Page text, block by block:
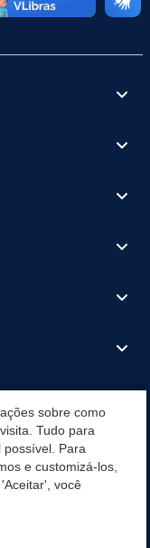
MUNICIPAL
sobre como
Tudo para
Para
e customizá-los,
você